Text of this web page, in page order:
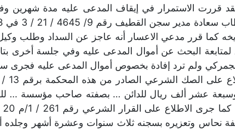
كما قرر مدعي الاعسار أنه عاجز عن السداد وطلب
ولم ترد إفادة بخصوص أموال المدعى عليه فجرى
وسبعة عشر ألف ريال للدائن … بصفته صاحب مؤسسة …
نحاس وتعزيره بسجنه ثلاث سنوات وعشرة أشهر وجلده